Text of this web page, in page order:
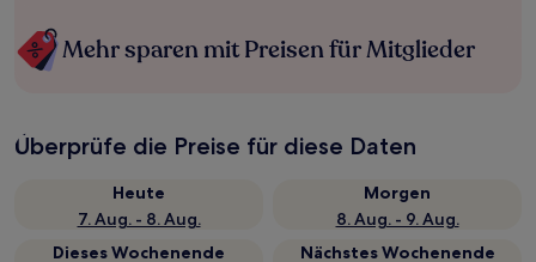
Mehr sparen mit Preisen für Mitglieder
Überprüfe die Preise für diese Daten
Heute
7. Aug. - 8. Aug.
Morgen
8. Aug. - 9. Aug.
Dieses Wochenende
Nächstes Wochenende